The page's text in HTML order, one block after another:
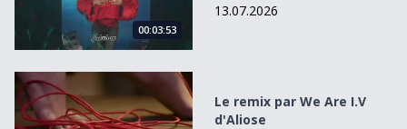
00:03:53
13.07.2026
Le remix par We Are I.V d&#039;Aliose
Le remix par We Are I.V
d'Aliose